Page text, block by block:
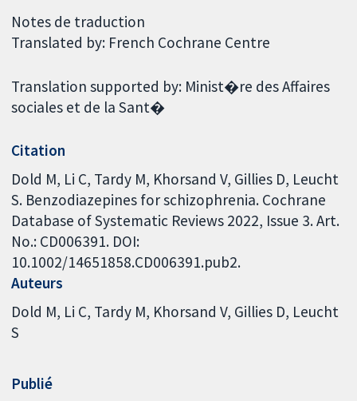
Notes de traduction
Translated by: French Cochrane Centre
Translation supported by: Minist�re des Affaires
sociales et de la Sant�
Citation
Dold M, Li C, Tardy M, Khorsand V, Gillies D, Leucht
S. Benzodiazepines for schizophrenia. Cochrane
Database of Systematic Reviews 2022, Issue 3. Art.
No.: CD006391. DOI:
10.1002/14651858.CD006391.pub2.
Auteurs
Dold M Li C Tardy M Khorsand V Gillies D Leucht
S
Publié